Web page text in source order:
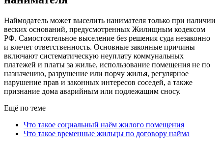
Наймодатель может выселить нанимателя только при наличии
веских оснований, предусмотренных Жилищным кодексом
РФ. Самостоятельное выселение без решения суда незаконно
и влечет ответственность. Основные законные причины
включают систематическую неуплату коммунальных
платежей и платы за жилье, использование помещения не по
назначению, разрушение или порчу жилья, регулярное
нарушение прав и законных интересов соседей, а также
признание дома аварийным или подлежащим сносу.
Ещё по теме
Что такое социальный наём жилого помещения
Что такое временные жильцы по договору найма